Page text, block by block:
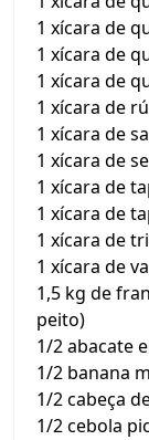
1 xícara de
1 xícara de
1 xícara de
1 xícara de
1 xícara de
1 xícara de
1 xícara de
1 xícara de
1 xícara de
1 xícara de
1,5 kg de
peito)
1/2 abacate
1/2 banana
1/2 cabeça
1/2 cebola